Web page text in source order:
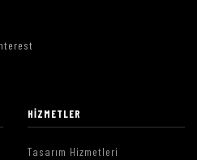
HIZMETLER
Tasarım Hizmetleri